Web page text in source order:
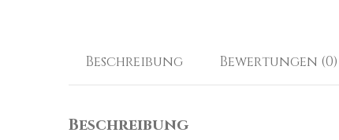
Beschreibung Bewertungen (0)
Beschreibung